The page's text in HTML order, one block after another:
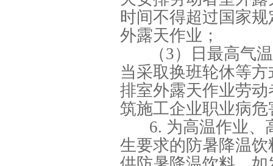
时间不得超过国家
外露天作业；
（3）日最高气
当采取换班轮休等
排室外露天作业劳
筑施工企业职业病
6. 为高温作业、
生要求的防暑降温